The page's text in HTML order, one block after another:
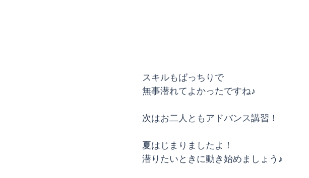
スキルもばっちりで
無事潜れてよかったですね♪
次はお二人ともアドバンス講習！
夏はじまりましたよ！
潜りたいときに動き始めましょう♪